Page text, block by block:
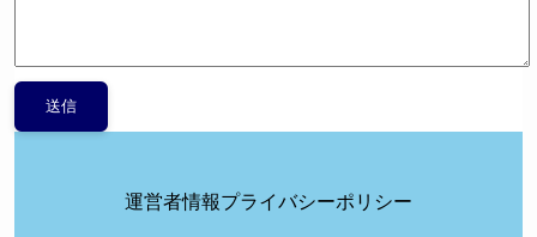
運営者情報プライバシーポリシー